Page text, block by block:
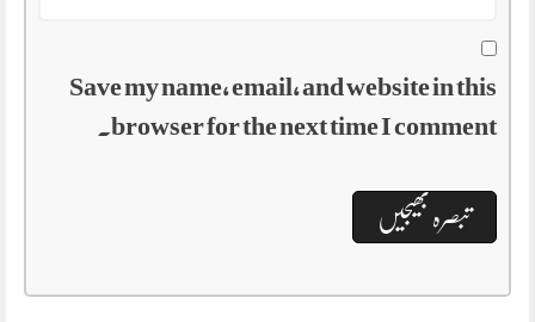
Save my name, email, and website in this
browser for the next time I comment.